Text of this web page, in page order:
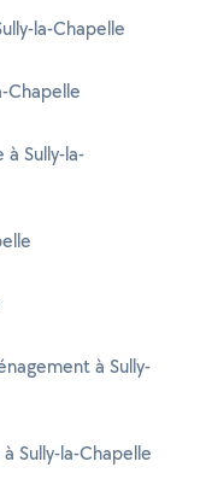
la-Chapelle
Chapelle
Sully-la-
à Sully-
Sully-la-Chapelle